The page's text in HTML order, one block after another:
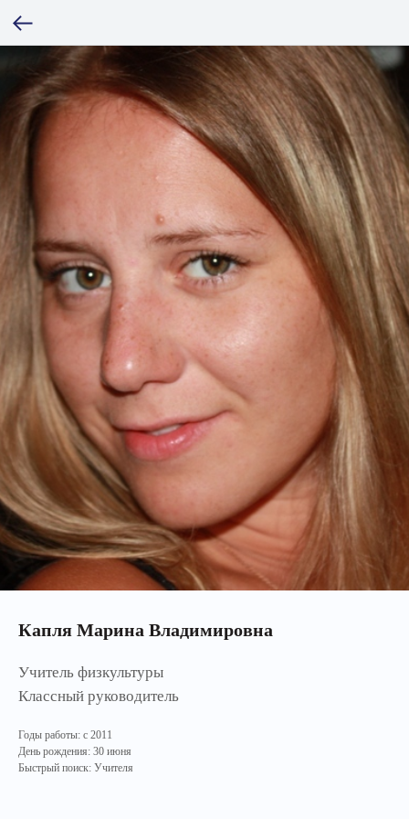
Капля Марина Владимировна
Учитель физкультуры
Классный руководитель
Годы работы: с 2011
День рождения: 30 июня
Быстрый поиск: Учителя